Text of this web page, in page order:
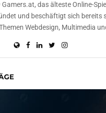
das älteste Online-
und beschäftigt sich bereits
Webdesign, Multimedia